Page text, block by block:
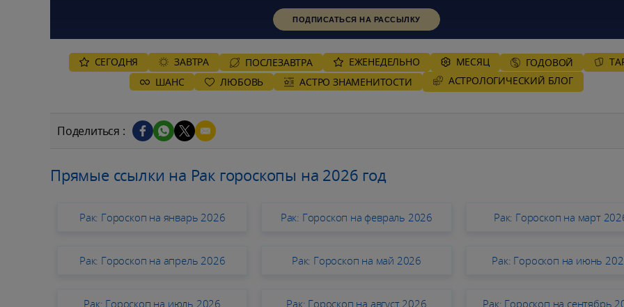
ПОДПИСАТЬСЯ НА РАССЫЛКУ
СЕГОДНЯ ЗАВТРА ПОСЛЕЗАВТРА ЕЖЕНЕДЕЛЬНО MЕСЯЦ ГОДОВОЙ
ШАНС
ЛЮБОВЬ АСТРО ЗНАМЕНИТОСТИ AСТРОЛОГИЧЕСКИЙ БЛОГ
Поделиться :
Прямые ссылки на Рак гороскопы на 2026 год
Рак: Гороскоп на январь 2026 Рак: Гороскоп на февраль 2026 Рак: Гороскоп на март
Рак: Гороскоп на апрель 2026 Рак: Гороскоп на май 2026 Рак: Гороскоп на июнь
Рак: Гороскоп на июль 2026 Рак: Гороскоп на август 2026 Рак: Гороскоп на сентябрь